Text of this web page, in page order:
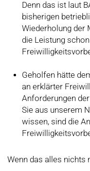
Denn das ist laut
bisherigen
Wiederholung der
die Leistung
Geholfen hätte
an erklärter
Anforderungen
Sie aus unserem
wissen, sind die
Wenn das alles nichts